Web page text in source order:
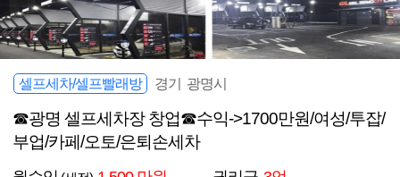
셀프세차/셀프빨래방 경기 광명시
☎광명 셀프세차장 창업☎수익->1700만원/여성/투잡/
부업/카페/오토/은퇴손세차